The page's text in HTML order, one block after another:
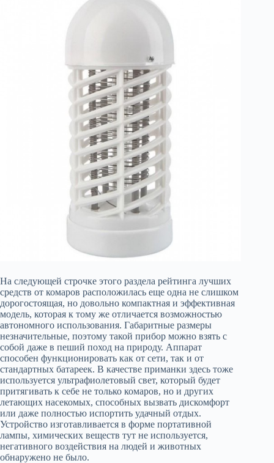
На следующей строчке этого раздела рейтинга лучших
средств от комаров расположилась еще одна не слишком
дорогостоящая, но довольно компактная и эффективная
модель, которая к тому же отличается возможностью
автономного использования. Габаритные размеры
незначительные, поэтому такой прибор можно взять с
собой даже в пеший поход на природу. Аппарат
способен функционировать как от сети, так и от
стандартных батареек. В качестве приманки здесь тоже
используется ультрафиолетовый свет, который будет
притягивать к себе не только комаров, но и других
летающих насекомых, способных вызвать дискомфорт
или даже полностью испортить удачный отдых.
Устройство изготавливается в форме портативной
лампы, химических веществ тут не используется,
негативного воздействия на людей и животных
обнаружено не было.